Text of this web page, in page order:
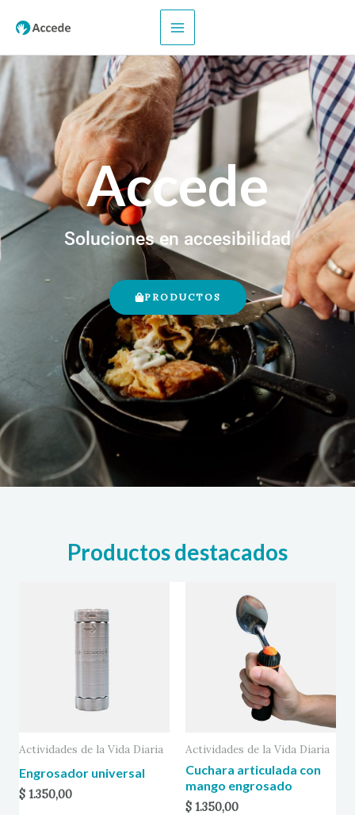
Accede
Soluciones en accesibilidad
PRODUCTOS
Productos destacados
Actividades de la Vida Diaria
Engrosador universal
$ 1.350,00
Actividades de la Vida Diaria
Cuchara articulada con
mango engrosado
$ 1.350,00